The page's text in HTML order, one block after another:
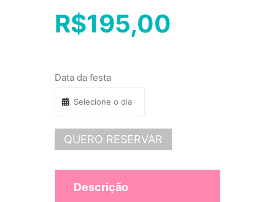
R$195,00
Data da festa
QUERO RESERVAR
Descrição